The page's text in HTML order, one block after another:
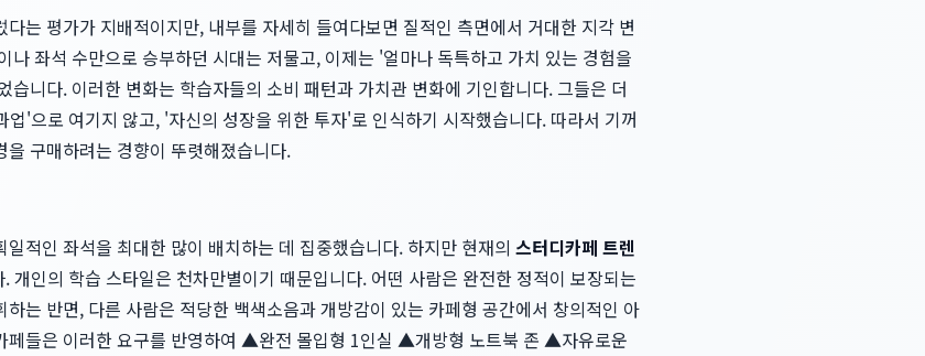
는 평가가 지배적이지만, 내부를 자세히 들여다보면 질적인 측면에서 거대한 지각 변
나 좌석 수만으로 승부하던 시대는 저물고, 이제는 '얼마나 독특하고 가치 있는 경험을
습니다. 이러한 변화는 학습자들의 소비 패턴과 가치관 변화에 기인합니다. 그들은 더
'으로 여기지 않고, '자신의 성장을 위한 투자'로 인식하기 시작했습니다. 따라서 기꺼
구매하려는 경향이 뚜렷해졌습니다.
적인 좌석을 최대한 많이 배치하는 데 집중했습니다. 하지만 현재의 스터디카페 트렌
인의 학습 스타일은 천차만별이기 때문입니다. 어떤 사람은 완전한 정적이 보장되는
는 반면, 다른 사람은 적당한 백색소음과 개방감이 있는 카페형 공간에서 창의적인 아
페들은 이러한 요구를 반영하여 ▲완전 몰입형 1인실 ▲개방형 노트북 존 ▲자유로운